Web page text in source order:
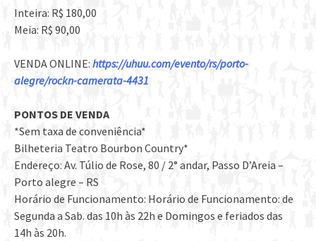
Inteira: R$ 180,00
Meia: R$ 90,00
VENDA ONLINE: https://uhuu.com/evento/rs/porto-
alegre/rockn-camerata-4431
PONTOS DE VENDA
*Sem taxa de conveniência*
Bilheteria Teatro Bourbon Country*
Endereço: Av. Túlio de Rose, 80 / 2° andar, Passo D’Areia –
Porto alegre – RS
Horário de Funcionamento: Horário de Funcionamento: de
Segunda a Sab. das 10h às 22h e Domingos e feriados das
14h às 20h.